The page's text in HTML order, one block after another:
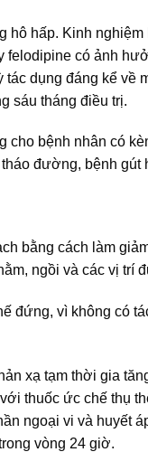
hấp. Kinh
felodipine có ảnh
dụng đáng kể
sáu tháng điều trị.
cho bệnh nhân có
đường, bệnh gút
bằng cách làm
ngồi và các vị trí
đứng, vì không có
xạ tạm thời gia
thuốc ức chế thụ
ngoại vi và huyết
vòng 24 giờ.